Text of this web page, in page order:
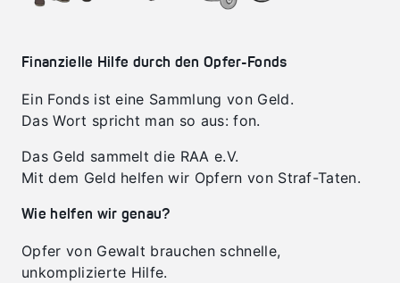
Finanzielle Hilfe durch den Opfer-Fonds
Ein Fonds ist eine Sammlung von Geld.
Das Wort spricht man so aus: fon.
Das Geld sammelt die RAA e.V.
Mit dem Geld helfen wir Opfern von Straf-Taten.
Wie helfen wir genau?
Opfer von Gewalt brauchen schnelle,
unkomplizierte Hilfe.